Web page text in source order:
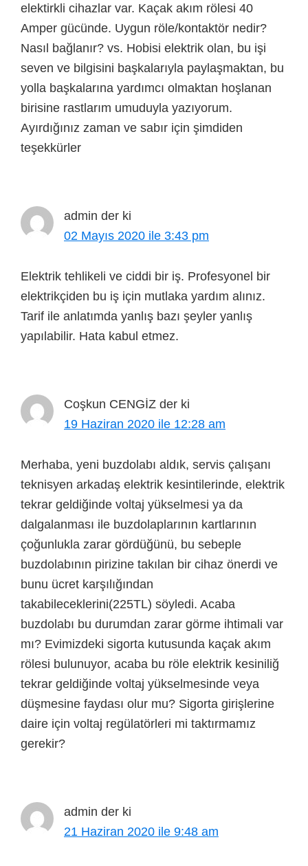
elektirkli cihazlar var. Kaçak akım rölesi 40
Amper gücünde. Uygun röle/kontaktör nedir?
Nasıl bağlanır? vs. Hobisi elektrik olan, bu işi
seven ve bilgisini başkalarıyla paylaşmaktan, bu
yolla başkalarına yardımcı olmaktan hoşlanan
birisine rastlarım umuduyla yazıyorum.
Ayırdığınız zaman ve sabır için şimdiden
teşekkürler
admin der ki
02 Mayıs 2020 ile 3:43 pm
Elektrik tehlikeli ve ciddi bir iş. Profesyonel bir
elektrikçiden bu iş için mutlaka yardım alınız.
Tarif ile anlatımda yanlış bazı şeyler yanlış
yapılabilir. Hata kabul etmez.
Coşkun CENGİZ der ki
19 Haziran 2020 ile 12:28 am
Merhaba, yeni buzdolabı aldık, servis çalışanı
teknisyen arkadaş elektrik kesintilerinde, elektrik
tekrar geldiğinde voltaj yükselmesi ya da
dalgalanması ile buzdolaplarının kartlarının
çoğunlukla zarar gördüğünü, bu sebeple
buzdolabının pirizine takılan bir cihaz önerdi ve
bunu ücret karşılığından
takabileceklerini(225TL) söyledi. Acaba
buzdolabı bu durumdan zarar görme ihtimali var
mı? Evimizdeki sigorta kutusunda kaçak akım
rölesi bulunuyor, acaba bu röle elektrik kesiniliğ
tekrar geldiğinde voltaj yükselmesinde veya
düşmesine faydası olur mu? Sigorta girişlerine
daire için voltaj regülatörleri mi taktırmamız
gerekir?
admin der ki
21 Haziran 2020 ile 9:48 am